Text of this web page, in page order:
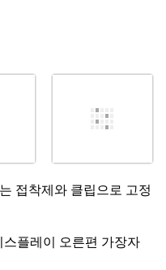
접착제와 클립으로 고정
플레이 오른편 가장자